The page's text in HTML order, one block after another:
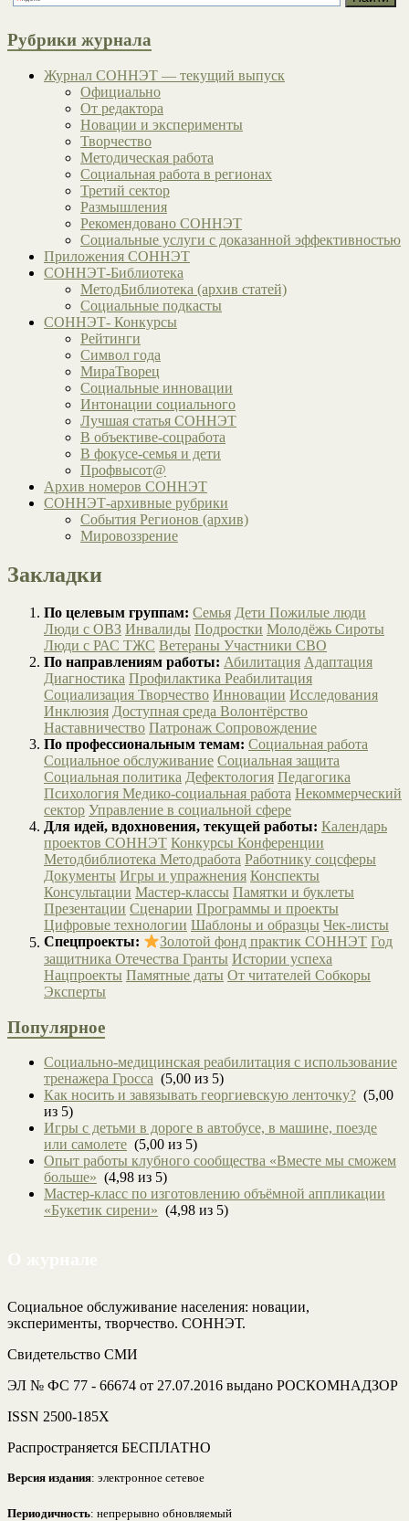
Рубрики журнала
Журнал СОННЭТ — текущий выпуск
Официально
От редактора
Новации и эксперименты
Творчество
Методическая работа
Социальная работа в регионах
Третий сектор
Размышления
Рекомендовано СОННЭТ
Социальные услуги с доказанной эффективностью
Приложения СОННЭТ
СОННЭТ-Библиотека
МетодБиблиотека (архив статей)
Социальные подкасты
СОННЭТ- Конкурсы
Рейтинги
Символ года
МираТворец
Социальные инновации
Интонации социального
Лучшая статья СОННЭТ
В объективе-соцработа
В фокусе-семья и дети
Профвысот@
Архив номеров СОННЭТ
СОННЭТ-архивные рубрики
События Регионов (архив)
Мировоззрение
Закладки
По целевым группам: Семья Дети Пожилые люди
Люди с ОВЗ Инвалиды Подростки Молодёжь Сироты
Люди с РАС ТЖС Ветераны Участники СВО
По направлениям работы: Абилитация Адаптация
Диагностика Профилактика Реабилитация
Социализация Творчество Инновации Исследования
Инклюзия Доступная среда Волонтёрство
Наставничество Патронаж Сопровождение
По профессиональным темам: Социальная работа
Социальное обслуживание Социальная защита
Социальная политика Дефектология Педагогика
Психология Медико-социальная работа Некоммерческий
сектор Управление в социальной сфере
Для идей, вдохновения, текущей работы: Календарь
проектов СОННЭТ Конкурсы Конференции
Методбиблиотека Методработа Работнику соцсферы
Документы Игры и упражнения Конспекты
Консультации Мастер-классы Памятки и буклеты
Презентации Сценарии Программы и проекты
Цифровые технологии Шаблоны и образцы Чек-листы
Спецпроекты:
Золотой фонд практик СОННЭТ Год
защитника Отечества Гранты Истории успеха
Нацпроекты Памятные даты От читателей Собкоры
Эксперты
Популярное
Социально-медицинская реабилитация с использование
тренажера Гросса (5,00 из 5)
Как носить и завязывать георгиевскую ленточку? (5,00
из 5)
Игры с детьми в дороге в автобусе, в машине, поезде
или самолете (5,00 из 5)
Опыт работы клубного сообщества «Вместе мы сможем
больше» (4,98 из 5)
Мастер-класс по изготовлению объёмной аппликации
«Букетик сирени» (4,98 из 5)
Социальное обслуживание населения: новации,
эксперименты, творчество. СОННЭТ.
Свидетельство СМИ
ЭЛ № ФС 77 - 66674 от 27.07.2016 выдано РОСКОМНАДЗОР
ISSN 2500-185Х
Распространяется БЕСПЛАТНО
Версия издания: электронное сетевое
Периодичность: непрерывно обновляемый